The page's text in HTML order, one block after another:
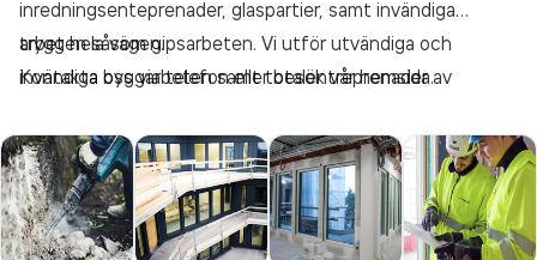
inredningsenteprenader, glaspartier, samt invändiga
arbeten såsom gipsarbeten. Vi utför utvändiga och
invändiga byggarbeten samt totalentreprenader av
dörrar och fönster. Våra parters är noga utvalda så att du
som kund ska känna dig
trygg hela vägen.
Kontakta oss via telefon eller besök vår hemsida.